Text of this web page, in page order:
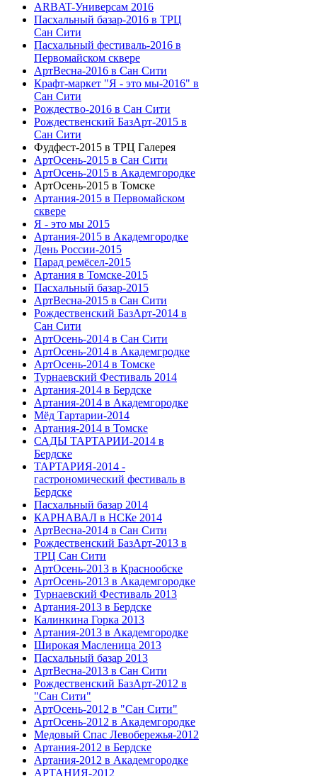
ARBAT-Универсам 2016
Пасхальный базар-2016 в ТРЦ
Сан Сити
Пасхальный фестиваль-2016 в
Первомайском сквере
АртВесна-2016 в Сан Сити
Крафт-маркет "Я - это мы-2016" в
Сан Сити
Рождество-2016 в Сан Сити
Рождественский БазАрт-2015 в
Сан Сити
Фудфест-2015 в ТРЦ Галерея
АртОсень-2015 в Сан Сити
АртОсень-2015 в Академгородке
АртОсень-2015 в Томске
Артания-2015 в Первомайском
сквере
Я - это мы 2015
Артания-2015 в Академгородке
День России-2015
Парад ремёсел-2015
Артания в Томске-2015
Пасхальный базар-2015
АртВесна-2015 в Сан Сити
Рождественский БазАрт-2014 в
Сан Сити
АртОсень-2014 в Сан Сити
АртОсень-2014 в Академгродке
АртОсень-2014 в Томске
Турнаевский Фестиваль 2014
Артания-2014 в Бердске
Артания-2014 в Академгородке
Мёд Тартарии-2014
Артания-2014 в Томске
САДЫ ТАРТАРИИ-2014 в
Бердске
ТАРТАРИЯ-2014 -
гастрономический фестиваль в
Бердске
Пасхальный базар 2014
КАРНАВАЛ в НСКе 2014
АртВесна-2014 в Сан Сити
Рождественский БазАрт-2013 в
ТРЦ Сан Сити
АртОсень-2013 в Краснообске
АртОсень-2013 в Академгородке
Турнаевский Фестиваль 2013
Артания-2013 в Бердске
Калинкина Горка 2013
Артания-2013 в Академгородке
Широкая Масленица 2013
Пасхальный базар 2013
АртВесна-2013 в Сан Сити
Рождественский БазАрт-2012 в
"Сан Сити"
АртОсень-2012 в "Сан Сити"
АртОсень-2012 в Академгородке
Медовый Спас Левобережья-2012
Артания-2012 в Бердске
Артания-2012 в Академгородке
АРТАНИЯ-2012